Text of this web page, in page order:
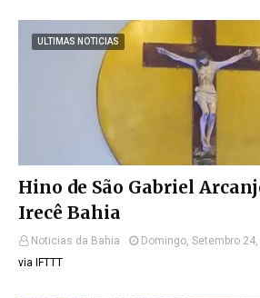
ULTIMAS NOTICIAS
Hino de São Gabriel
Irecê Bahia
Noticias da Bahia
Domingo, Setembro
via IFTTT